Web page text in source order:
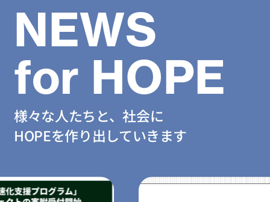
NEWS
for HOPE
様々な人たちと、社会に
HOPEを作り出していきます